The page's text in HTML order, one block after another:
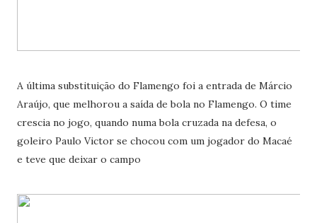
A última substituição do Flamengo foi a entrada de Márcio
Araújo, que melhorou a saída de bola no Flamengo. O time
crescia no jogo, quando numa bola cruzada na defesa, o
goleiro Paulo Victor se chocou com um jogador do Macaé
e teve que deixar o campo